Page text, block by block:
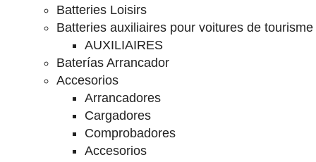
Batteries Loisirs
Batteries auxiliaires pour voitures de tourisme
AUXILIAIRES
Baterías Arrancador
Accesorios
Arrancadores
Cargadores
Comprobadores
Accesorios